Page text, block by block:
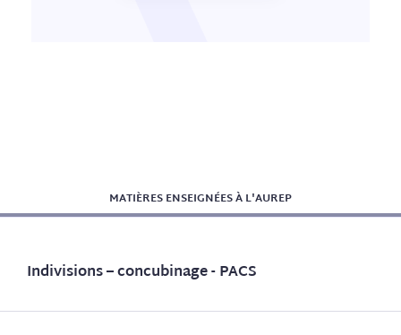
MATIÈRES ENSEIGNÉES À L'AUREP
Indivisions – concubinage - PACS